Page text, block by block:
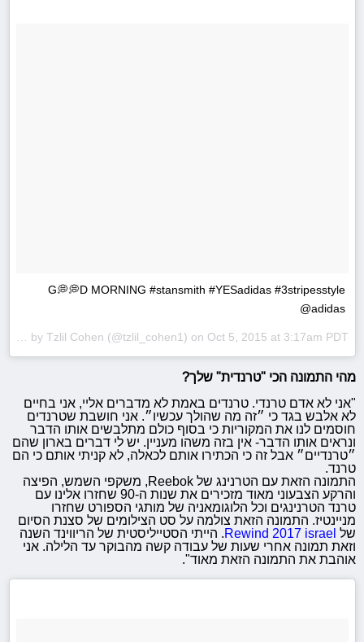
G💭💭D MORNING #stansmith #YESadidas #3stripesstyle
@adidas
Tzlil Cohen (@tzlil_cohen1) on Oct 5, 2015 at 3:17am PDT
מהי התמונה הכי "טרנדית" שלך?
"אני לא אדם טרנדי. טרנדים באמת לא מדברים אליי, אני בחיים
לא אלבש בגד כי ״זה מה שהולך עכשיו״. אני חושבת שטרנדים
חוסמים לנו את המקוריות כי בסוף כולם מתלבשים אותו הדבר
ונראים אותו הדבר- אין בזה משהו מעניין. יש לי דברים בארון שהם
״טרנדיים״ אבל זה כי הכתירו אותם לכאלה, לא קניתי אותם כי הם
טרנד.
התמונה הזאת עם הטרנינג של Reebok, משקפי השמש, הפיצה
והרקע הצבעוני מאוד מזכירים את שנות ה-90 שחזרו אלינו עם
טרנד הטרנינגים וכל הלוגומאניה של מותגי הספורט שחזרו
מניינטיז. התמונה הזאת צולמה על סט הצילומים של סצנת הסיום
של Rewind 2017 israel. הייתי הסטייליסטית של הריווינד השנה
וזאת תמונה אחרי שעות של עבודה קשה מהבוקר עד הלילה. אני
אוהבת את התמונה הזאת מאוד".